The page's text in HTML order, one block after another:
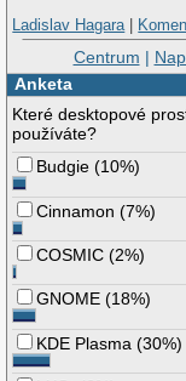
Ladislav Hagara|
Centrum |
Anketa
Které desktopové
používáte?
Budgie (10%)
Cinnamon (7%)
COSMIC (2%)
GNOME (18%)
KDE Plasma (30%)